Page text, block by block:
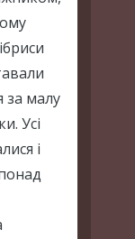
за малу
Усі
і